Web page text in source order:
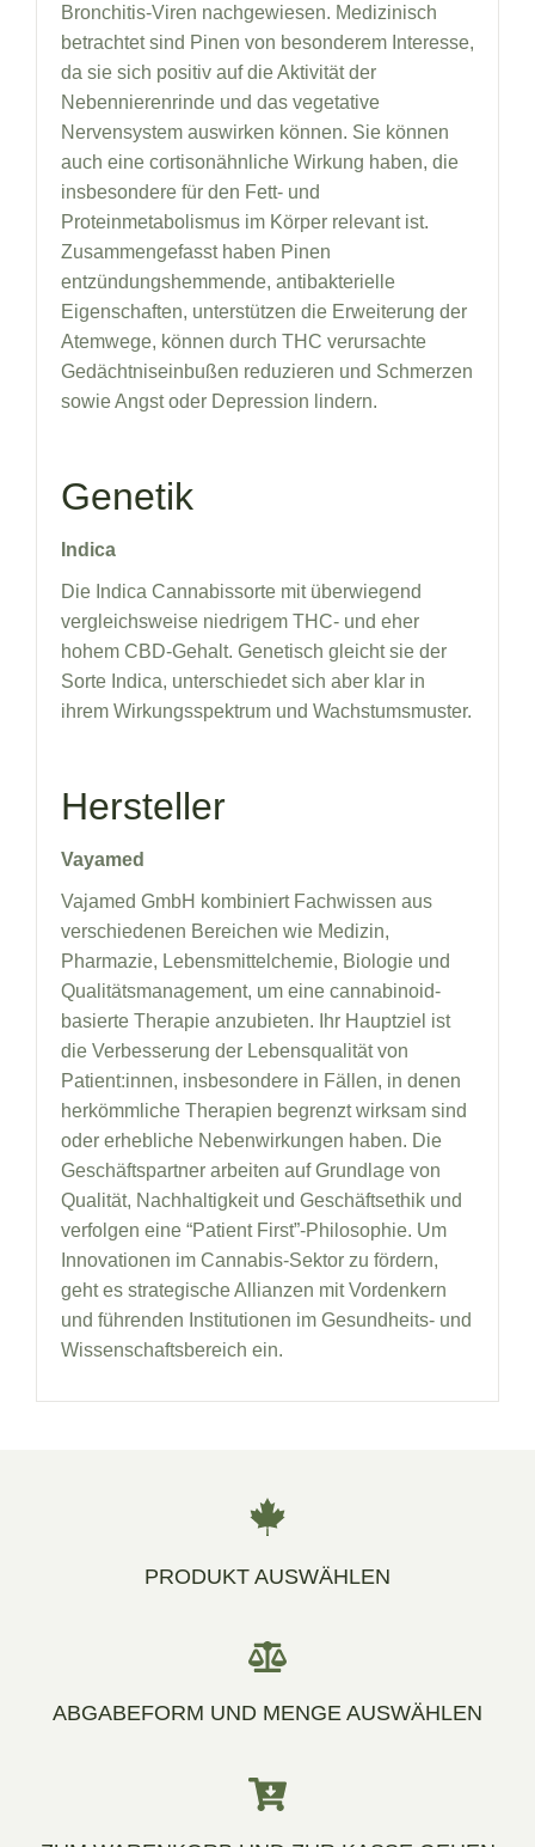
Bronchitis-Viren nachgewiesen. Medizinisch
betrachtet sind Pinen von besonderem Interesse,
da sie sich positiv auf die Aktivität der
Nebennierenrinde und das vegetative
Nervensystem auswirken können. Sie können
auch eine cortisonähnliche Wirkung haben, die
insbesondere für den Fett- und
Proteinmetabolismus im Körper relevant ist.
Zusammengefasst haben Pinen
entzündungshemmende, antibakterielle
Eigenschaften, unterstützen die Erweiterung der
Atemwege, können durch THC verursachte
Gedächtniseinbußen reduzieren und Schmerzen
sowie Angst oder Depression lindern.
Genetik
Indica
Die Indica Cannabissorte mit überwiegend
vergleichsweise niedrigem THC- und eher
hohem CBD-Gehalt. Genetisch gleicht sie der
Sorte Indica, unterschiedet sich aber klar in
ihrem Wirkungsspektrum und Wachstumsmuster.
Hersteller
Vayamed
Vajamed GmbH kombiniert Fachwissen aus
verschiedenen Bereichen wie Medizin,
Pharmazie, Lebensmittelchemie, Biologie und
Qualitätsmanagement, um eine cannabinoid-
basierte Therapie anzubieten. Ihr Hauptziel ist
die Verbesserung der Lebensqualität von
Patient:innen, insbesondere in Fällen, in denen
herkömmliche Therapien begrenzt wirksam sind
oder erhebliche Nebenwirkungen haben. Die
Geschäftspartner arbeiten auf Grundlage von
Qualität, Nachhaltigkeit und Geschäftsethik und
verfolgen eine “Patient First”-Philosophie. Um
Innovationen im Cannabis-Sektor zu fördern,
geht es strategische Allianzen mit Vordenkern
und führenden Institutionen im Gesundheits- und
Wissenschaftsbereich ein.
PRODUKT AUSWÄHLEN
ABGABEFORM UND MENGE AUSWÄHLEN